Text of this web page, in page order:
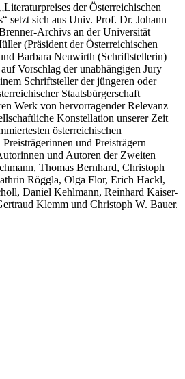
der Österreichischen
setzt sich aus Univ. Prof. Dr. Johann
Archivs an der Universität
(Präsident der Österreichischen
Barbara Neuwirth (Schriftstellerin)
Vorschlag der unabhängigen Jury
Schriftsteller der jüngeren oder
Staatsbürgerschaft
Werk von hervorragender Relevanz
Konstellation unserer Zeit
österreichischen
und Preisträgern
und Autoren der Zweiten
Thomas Bernhard, Christoph
Röggla, Olga Flor, Erich Hackl,
Daniel Kehlmann, Reinhard Kaiser-
Klemm und Christoph W. Bauer.